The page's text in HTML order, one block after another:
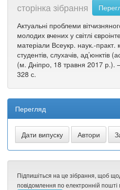
сторінка зібрання
Актуальні проблеми
молодих вчених у світлі
матеріали Всеукр. наук.-практ.
студентів, слухачів, ад’юнктів
(м. Дніпро, 18 травня 2017
328 с.
Перегляд
Підпишіться на це зібрання, щоб
повідомлення по електронній пошті